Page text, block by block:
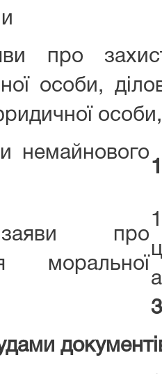
про
особи,
немайнового
про
моральної